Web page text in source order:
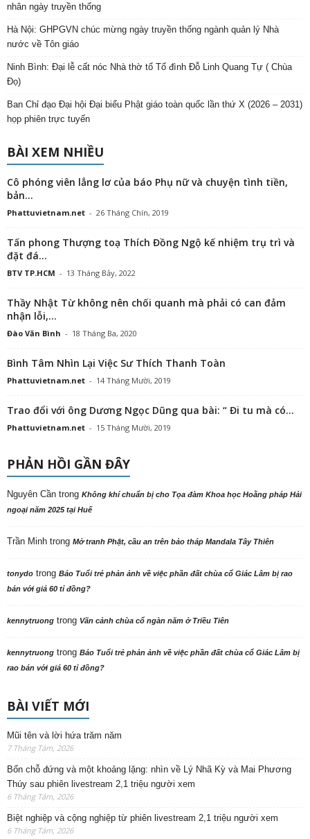
nhân ngày truyền thống
Hà Nội: GHPGVN chúc mừng ngày truyền thống ngành quản lý Nhà
nước về Tôn giáo
Ninh Bình: Đại lễ cất nóc Nhà thờ tổ Tổ đình Đỗ Linh Quang Tự ( Chùa
Đọ)
Ban Chỉ đạo Đại hội Đại biểu Phật giáo toàn quốc lần thứ X (2026 – 2031)
họp phiên trực tuyến
BÀI XEM NHIỀU
Cô phóng viên lẳng lơ của báo Phụ nữ và chuyện tình tiền,
bản...
Phattuvietnam.net - 26 Tháng Chín, 2019
Tấn phong Thượng toạ Thích Đồng Ngộ kế nhiệm trụ trì và
đặt đá...
BTV TP.HCM - 13 Tháng Bảy, 2022
Thầy Nhật Từ không nên chối quanh mà phải có can đảm
nhận lỗi,...
Đào Văn Bình - 18 Tháng Ba, 2020
Bình Tâm Nhìn Lại Việc Sư Thích Thanh Toàn
Phattuvietnam.net - 14 Tháng Mười, 2019
Trao đổi với ông Dương Ngọc Dũng qua bài: “ Đi tu mà có...
Phattuvietnam.net - 15 Tháng Mười, 2019
PHẢN HỒI GẦN ĐÂY
Nguyên Cần trong Không khí chuẩn bị cho Tọa đàm Khoa học Hoằng pháp Hải
ngoại năm 2025 tại Huế
Trần Minh trong Mở tranh Phật, cầu an trên bảo tháp Mandala Tây Thiên
tonydo trong Báo Tuổi trẻ phản ảnh về việc phần đất chùa cổ Giác Lâm bị rao
bán với giá 60 tỉ đồng?
kennytruong trong Vãn cảnh chùa cổ ngàn năm ở Triều Tiên
kennytruong trong Báo Tuổi trẻ phản ảnh về việc phần đất chùa cổ Giác Lâm bị
rao bán với giá 60 tỉ đồng?
BÀI VIẾT MỚI
Mũi tên và lời hứa trăm năm
7 Tháng Tám, 2026
Bốn chỗ đứng và một khoảng lặng: nhìn về Lý Nhã Kỳ và Mai Phương
Thúy sau phiên livestream 2,1 triệu người xem
6 Tháng Tám, 2026
Biệt nghiệp và cộng nghiệp từ phiên livestream 2,1 triệu người xem
6 Tháng Tám, 2026